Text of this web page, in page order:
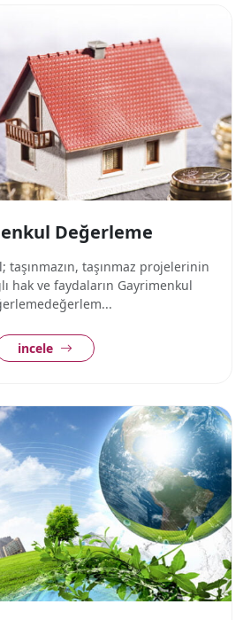
Değerleme
taşınmaz projelerinin
hak ve faydaların Gayrimenkul
incele